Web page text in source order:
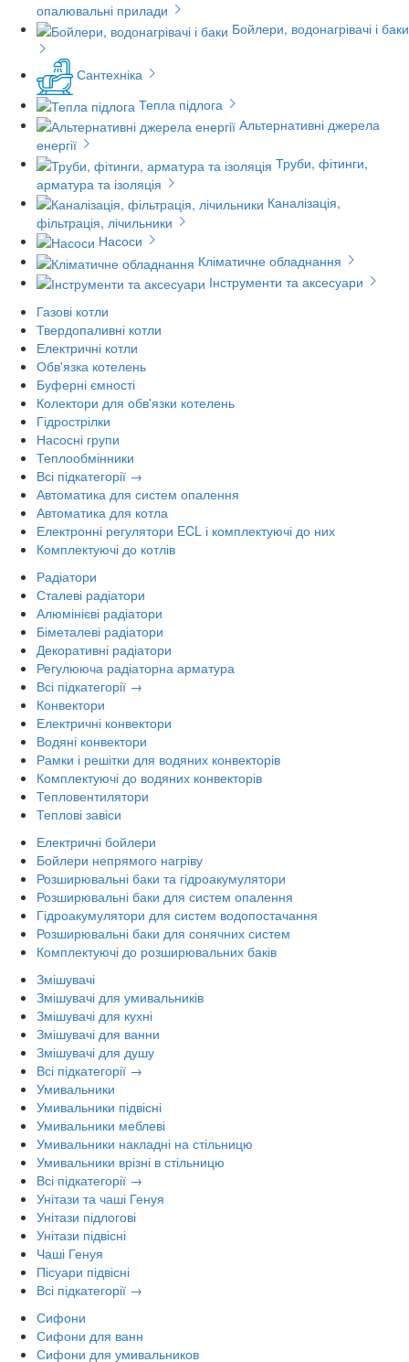
опалювальні прилади
Бойлери, водонагрівачі і баки
Сантехніка
Тепла підлога
Альтернативні джерела
енергії
Труби, фітинги,
арматура та ізоляція
Каналізація,
фільтрація, лічильники
Насоси
Кліматичне обладнання
Інструменти та аксесуари
Газові котли
Твердопаливні котли
Електричні котли
Обв'язка котелень
Буферні ємності
Колектори для обв'язки котелень
Гідрострілки
Насосні групи
Теплообмінники
Всі підкатегорії →
Автоматика для систем опалення
Автоматика для котла
Електронні регулятори ECL і комплектуючі до них
Комплектуючі до котлів
Радіатори
Сталеві радіатори
Алюмінієві радіатори
Біметалеві радіатори
Декоративні радіатори
Регулююча радіаторна арматура
Всі підкатегорії →
Конвектори
Електричні конвектори
Водяні конвектори
Рамки і решітки для водяних конвекторів
Комплектуючі до водяних конвекторів
Тепловентилятори
Теплові завіси
Електричні бойлери
Бойлери непрямого нагріву
Розширювальні баки та гідроакумулятори
Розширювальні баки для систем опалення
Гідроакумулятори для систем водопостачання
Розширювальні баки для сонячних систем
Комплектуючі до розширювальних баків
Змішувачі
Змішувачі для умивальників
Змішувачі для кухні
Змішувачі для ванни
Змішувачі для душу
Всі підкатегорії →
Умивальники
Умивальники підвісні
Умивальники меблеві
Умивальники накладні на стільницю
Умивальники врізні в стільницю
Всі підкатегорії →
Унітази та чаші Генуя
Унітази підлогові
Унітази підвісні
Чаші Генуя
Пісуари підвісні
Всі підкатегорії →
Сифони
Сифони для ванн
Сифони для умивальников